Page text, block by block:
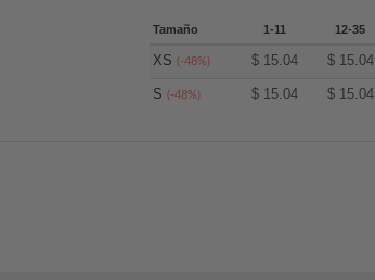
Tamaño 1-11 12-35
XS(-48%) $ 15.04 $ 15.04
S(-48%) $ 15.04 $ 15.04